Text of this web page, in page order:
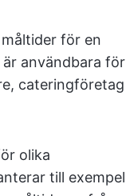
för en
användbara för
cateringföretag
olika
till exempel